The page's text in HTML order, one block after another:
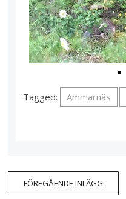
Tagged: Ammarnäs
FÖREGÅENDE INLÄGG